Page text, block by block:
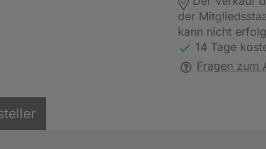
der
kann nicht
14 Tage
Fragen zum